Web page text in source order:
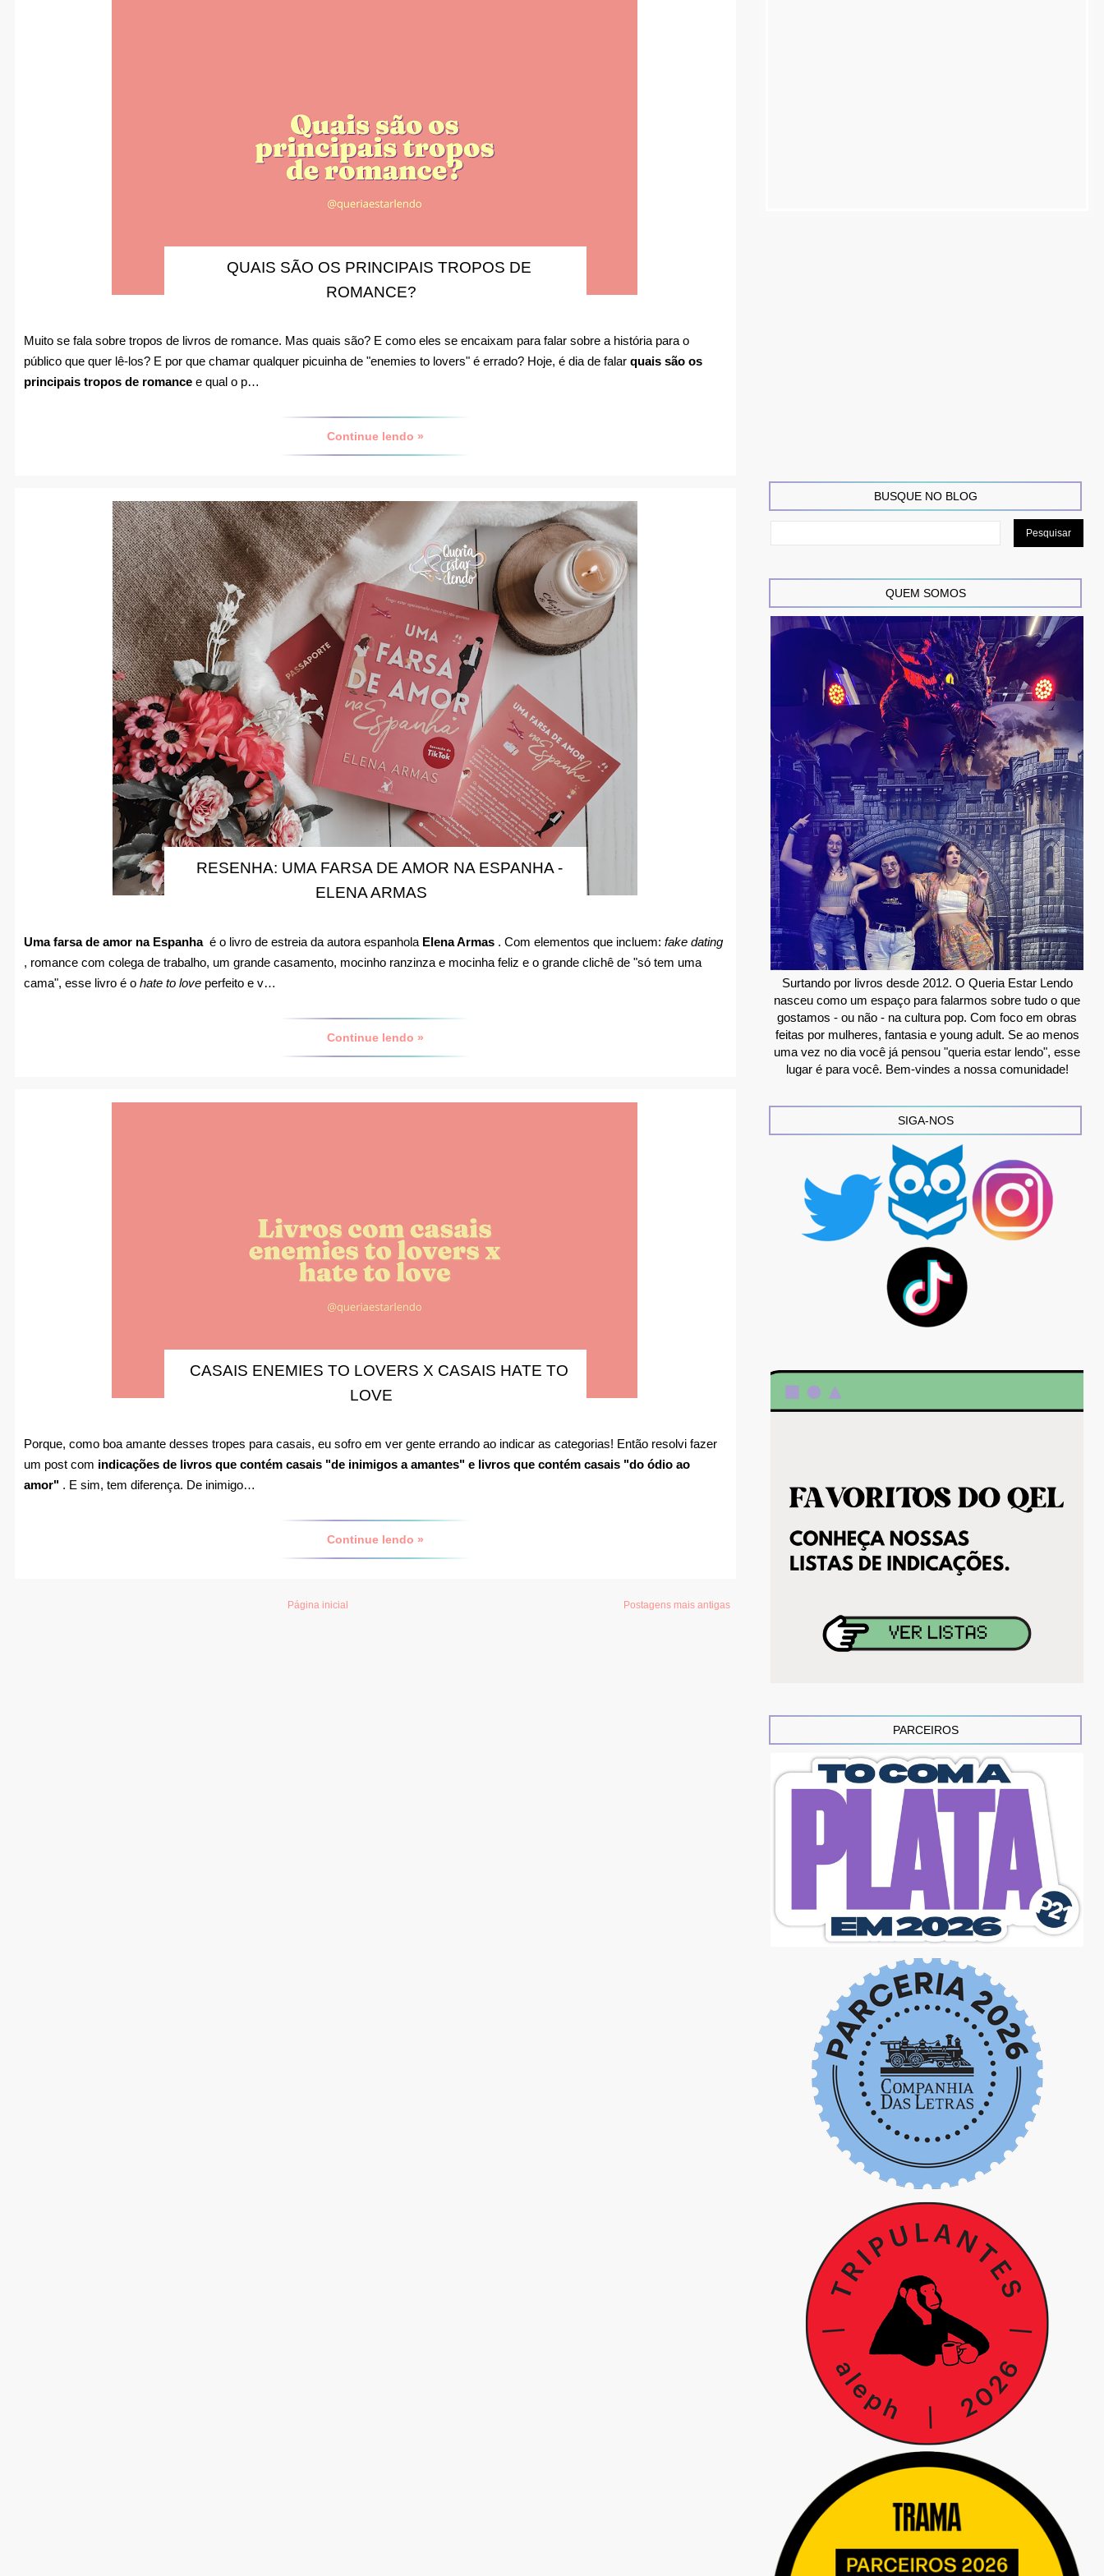
QUAIS SÃO OS PRINCIPAIS TROPOS DE
ROMANCE?
Muito se fala sobre tropos de livros de romance. Mas quais são? E como eles se encaixam para falar sobre a história para o
público que quer lê-los? E por que chamar qualquer picuinha de "enemies to lovers" é errado? Hoje, é dia de falar quais são os
principais tropos de romance e qual o p…
Continue lendo »
RESENHA: UMA FARSA DE AMOR NA ESPANHA -
ELENA ARMAS
Uma farsa de amor na Espanha é o livro de estreia da autora espanhola Elena Armas . Com elementos que incluem: fake dating
, romance com colega de trabalho, um grande casamento, mocinho ranzinza e mocinha feliz e o grande clichê de "só tem uma
cama", esse livro é o hate to love perfeito e v…
Continue lendo »
CASAIS ENEMIES TO LOVERS X CASAIS HATE TO
LOVE
Porque, como boa amante desses tropes para casais, eu sofro em ver gente errando ao indicar as categorias! Então resolvi fazer
um post com indicações de livros que contém casais "de inimigos a amantes" e livros que contém casais "do ódio ao
amor" . E sim, tem diferença. De inimigo…
Continue lendo »
Postagens mais antigas
Página inicial
BUSQUE NO BLOG
QUEM SOMOS
Surtando por livros desde 2012. O Queria Estar Lendo
nasceu como um espaço para falarmos sobre tudo o que
gostamos - ou não - na cultura pop. Com foco em obras
feitas por mulheres, fantasia e young adult. Se ao menos
uma vez no dia você já pensou "queria estar lendo", esse
lugar é para você. Bem-vindes a nossa comunidade!
SIGA-NOS
PARCEIROS